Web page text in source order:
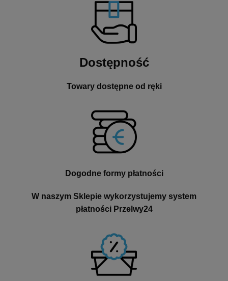
Dostępność
Towary dostępne od ręki
Dogodne formy płatności
W naszym Sklepie wykorzystujemy system
płatności Przelwy24